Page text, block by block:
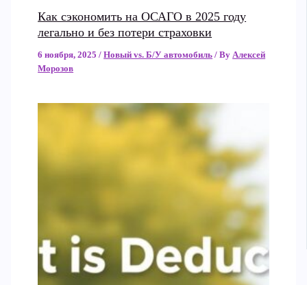
Как сэкономить на ОСАГО в 2025 году
легально и без потери страховки
6 ноября, 2025/Новый vs. Б/У автомобиль / By Алексей
Морозов